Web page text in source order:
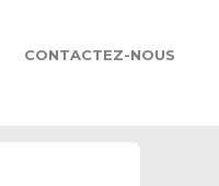
CONTACTEZ-NOUS